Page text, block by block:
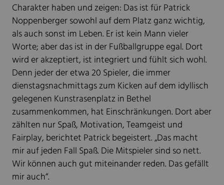
Charakter haben und zeigen: Das ist für Patrick
Noppenberger sowohl auf dem Platz ganz wichtig,
als auch sonst im Leben. Er ist kein Mann vieler
Worte; aber das ist in der Fußballgruppe egal. Dort
wird er akzeptiert, ist integriert und fühlt sich wohl.
Denn jeder der etwa 20 Spieler, die immer
dienstagsnachmittags zum Kicken auf dem idyllisch
gelegenen Kunstrasenplatz in Bethel
zusammenkommen, hat Einschränkungen. Dort aber
zählten nur Spaß, Motivation, Teamgeist und
Fairplay, berichtet Patrick begeistert. „Das macht
mir auf jeden Fall Spaß. Die Mitspieler sind so nett.
Wir können auch gut miteinander reden. Das gefällt
mir auch“.